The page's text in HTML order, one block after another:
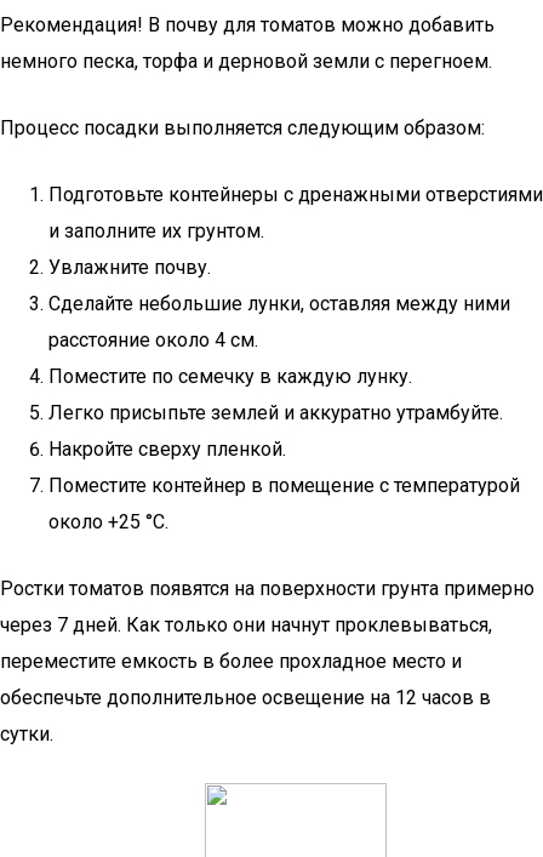
Рекомендация! В почву для томатов можно добавить
немного песка, торфа и дерновой земли с перегноем.
Процесс посадки выполняется следующим образом:
Подготовьте контейнеры с дренажными отверстиями
и заполните их грунтом.
Увлажните почву.
Сделайте небольшие лунки, оставляя между ними
расстояние около 4 см.
Поместите по семечку в каждую лунку.
Легко присыпьте землей и аккуратно утрамбуйте.
Накройте сверху пленкой.
Поместите контейнер в помещение с температурой
около +25 °С.
Ростки томатов появятся на поверхности грунта примерно
через 7 дней. Как только они начнут проклевываться,
переместите емкость в более прохладное место и
обеспечьте дополнительное освещение на 12 часов в
сутки.